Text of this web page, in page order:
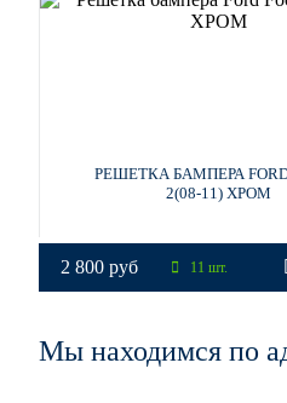
РЕШЕТКА БАМПЕРА FORD
2(08-11) ХРОМ
2 800 руб 11 шт.
Мы находимся по